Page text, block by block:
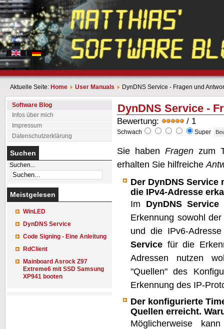
Aktuelle Seite: Home User Manuals DynDNS Service - Fragen und
Software Blog
Infos über mich
Impressum
Datenschutzerklärung
Suchen
Suchen...
Meistgelesen
WinLED
DynDNS Service
Code Signing - Eine Anleitung
RdClient
Mainboard Asrock Z97
Extreme6 mit SSD Samsung
XP941 booten
DynDNS Service -
Bewertung: / 1
Schwach Super
Sie haben Fragenzum
erhalten Sie hilfreiche
Der DynDNS
die IPv4-Adresse
Im DynDNS Service
Erkennung sowohl
und die IPv6-
Servicefür die
Adressen nutzen
"Quellen" des
Erkennung des IP-
Der konfigurierte
Quellen erreicht.
Möglicherweise